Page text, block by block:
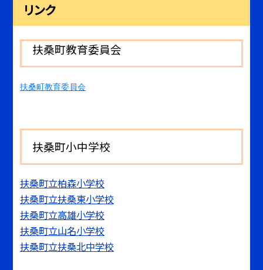
リンク
扶桑町教育委員会
扶桑町教育委員会
扶桑町小中学校
扶桑町立柏森小学校
扶桑町立扶桑東小学校
扶桑町立高雄小学校
扶桑町立山名小学校
扶桑町立扶桑北中学校